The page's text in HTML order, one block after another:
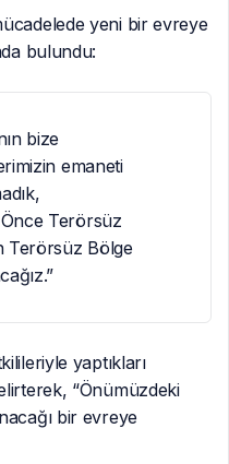
yeni bir evreye
bulundu:
bize
emaneti
Terörsüz
Terörsüz Bölge
yaptıkları
“Önümüzdeki
bir evreye